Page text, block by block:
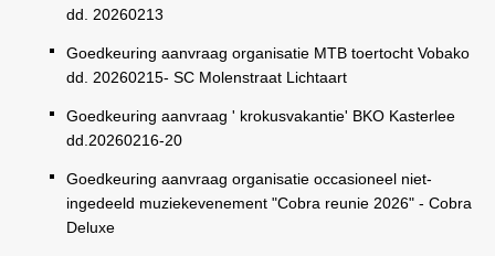
dd. 20260213
Goedkeuring aanvraag organisatie MTB toertocht Vobako
dd. 20260215- SC Molenstraat Lichtaart
Goedkeuring aanvraag ' krokusvakantie' BKO Kasterlee
dd.20260216-20
Goedkeuring aanvraag organisatie occasioneel niet-
ingedeeld muziekevenement "Cobra reunie 2026" - Cobra
Deluxe